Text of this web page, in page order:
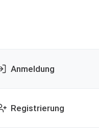
Anmeldung
Registrierung